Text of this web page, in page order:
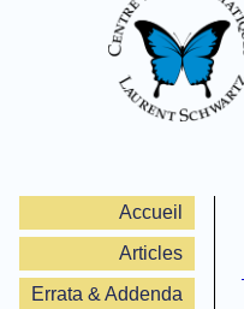
Accueil
Articles
Errata & Addenda